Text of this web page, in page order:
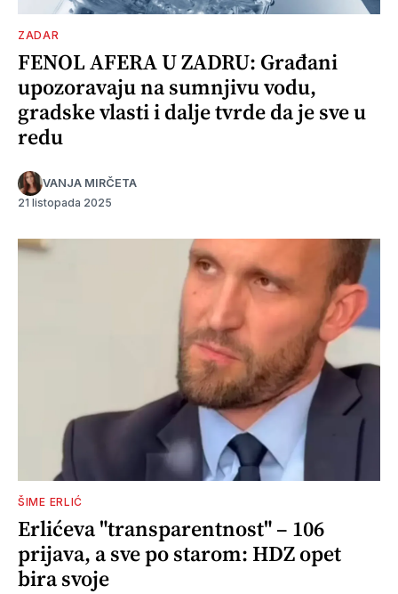
ZADAR
FENOL AFERA U ZADRU: Građani
upozoravaju na sumnjivu vodu,
gradske vlasti i dalje tvrde da je sve u
redu
VANJA MIRČETA
21 listopada 2025
ŠIME ERLIĆ
Erlićeva "transparentnost" – 106
prijava, a sve po starom: HDZ opet
bira svoje